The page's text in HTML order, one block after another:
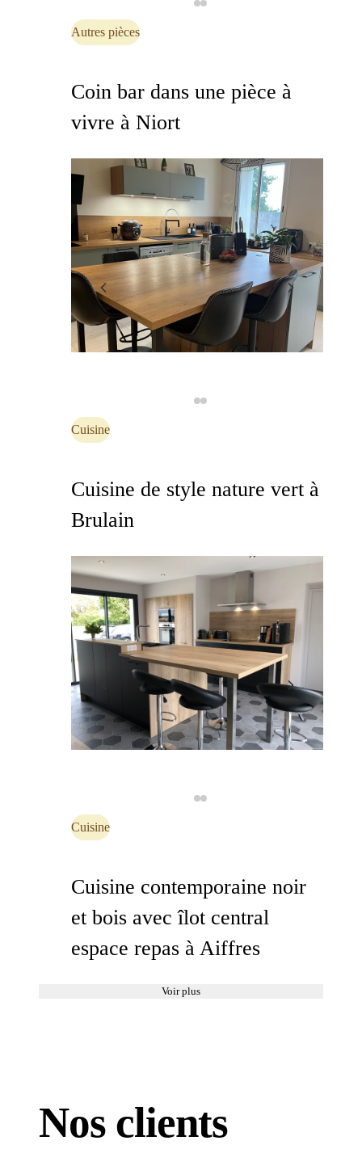
Autres pièces
Coin bar dans une pièce à
vivre à Niort
Cuisine
Cuisine de style nature vert à
Brulain
Cuisine
Cuisine contemporaine noir
et bois avec îlot central
espace repas à Aiffres
Voir plus
Nos clients